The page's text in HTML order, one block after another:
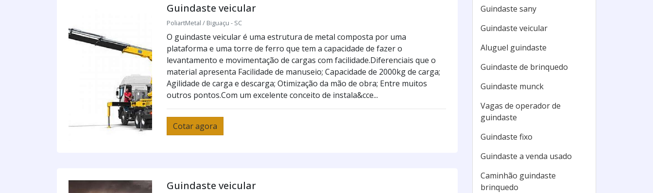
Guindaste veicular
PoliartMetal / Biguaçu - SC
O guindaste veicular é uma estrutura de metal composta por uma
plataforma e uma torre de ferro que tem a capacidade de fazer o
levantamento e movimentação de cargas com facilidade.Diferenciais que o
material apresenta Facilidade de manuseio; Capacidade de 2000kg de carga;
Agilidade de carga e descarga; Otimização da mão de obra; Entre muitos
outros pontos.Com um excelente conceito de instala&cce...
Cotar agora
Guindaste veicular
Guindaste sany
Guindaste veicular
Aluguel guindaste
Guindaste de brinquedo
Guindaste munck
Vagas de operador de
guindaste
Guindaste fixo
Guindaste a venda usado
Caminhão guindaste
brinquedo